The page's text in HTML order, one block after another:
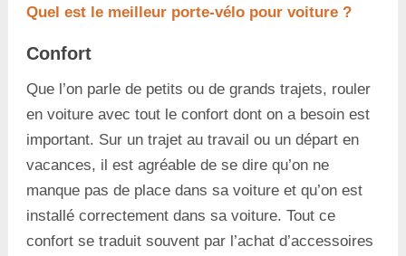
Quel est le meilleur porte-vélo pour voiture ?
Confort
Que l’on parle de petits ou de grands trajets, rouler
en voiture avec tout le confort dont on a besoin est
important. Sur un trajet au travail ou un départ en
vacances, il est agréable de se dire qu’on ne
manque pas de place dans sa voiture et qu’on est
installé correctement dans sa voiture. Tout ce
confort se traduit souvent par l’achat d’accessoires